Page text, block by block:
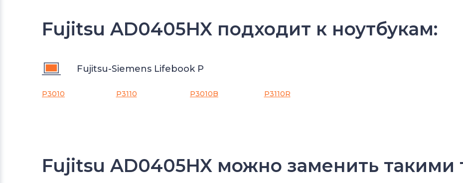
Fujitsu AD0405HX подходит к ноутбукам:
Fujitsu-Siemens Lifebook P
P3010 P3110 P3010B P3110R
Fujitsu AD0405HX можно заменить такими